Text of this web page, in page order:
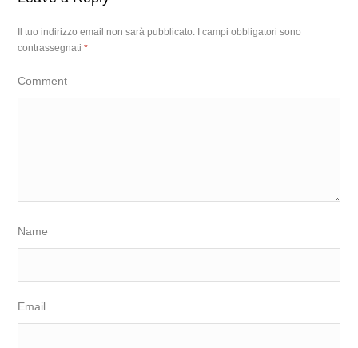
Il tuo indirizzo email non sarà pubblicato.
I campi obbligatori sono
contrassegnati*
Comment
Name
Email